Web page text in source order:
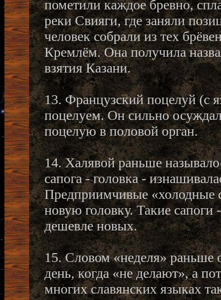
пометили каждое бревно,
реки Свияги, где заняли
человек собрали из тех
Кремлём. Она получила
взятия Казани.
13. Французский поцелуй (с
поцелуем. Он сильно
поцелую в половой орган.
14. Халявой раньше
сапога - головка -
Предприимчивые «холодные
новую головку. Такие
дешевле новых.
15. Словом «неделя» раньше
день, когда «не делают», а
многих славянских языках